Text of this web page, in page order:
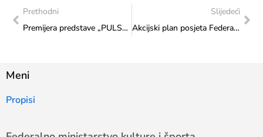
Prethodni
Premijera predstave „PULS“ u SARTR-u: Inkluzija kao srce suvremenog teatra
Slijedeći
Akcijski plan posjeta Federalnog ministarstva kulture i športa: Realiziran posjet Narodnom pozorištu Sarajevo
Meni
Propisi